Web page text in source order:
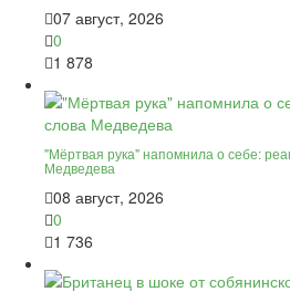
07 август, 2026
0
1 878
"Мёртвая рука" напомнила о себе:
Медведева
08 август, 2026
0
1 736